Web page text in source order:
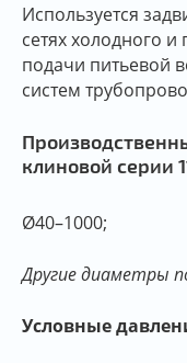
Используется
сетях холодного
подачи питьевой
систем
клиновой серии
Ø40–1000;
Другие диаметры
Условные